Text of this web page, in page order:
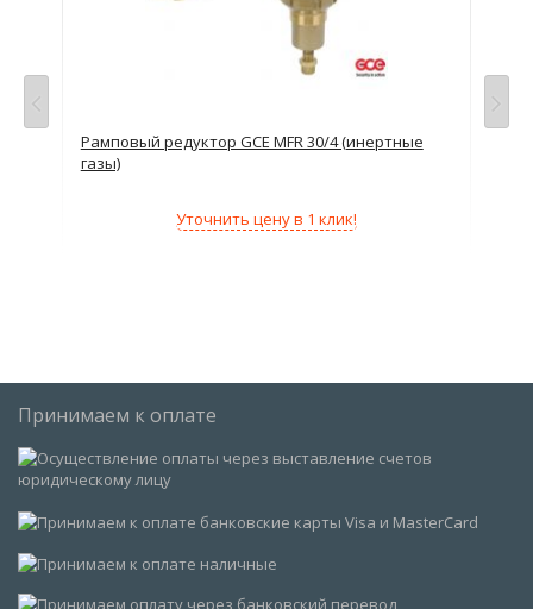
Рамповый редуктор GCE MFR 30/4 (инертные
газы)
Уточнить цену в 1 клик!
Принимаем к оплате